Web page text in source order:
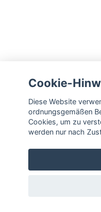
Cookie-
Diese Website
ordnungsgemäßen
Cookies, um zu
werden nur nach